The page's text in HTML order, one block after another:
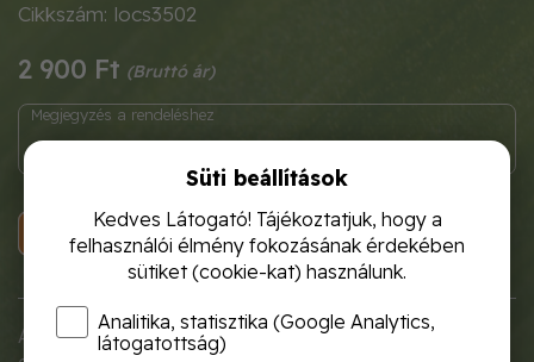
Cikkszám: locs3502
2 900 Ft
KOSÁRBA
Az öntözőkanna egyik legfontosabb jellemzője a
Süti beállítások
Kedves Látogató! Tájékoztatjuk, hogy a
felhasználói élmény fokozásának érdekében
sütiket (cookie-kat) használunk.
Analitika, statisztika (Google Analytics,
látogatottság)